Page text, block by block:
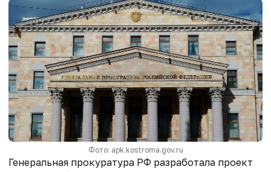
Фото: apk.kostroma.gov.ru
Генеральная прокуратура РФ разработала проект